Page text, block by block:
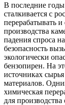
В последние
сталкивается с
перерабатывать
производства
падения спроса
безопасность
экологически
бензопирен. На
источниках
материалов.
химическая
для